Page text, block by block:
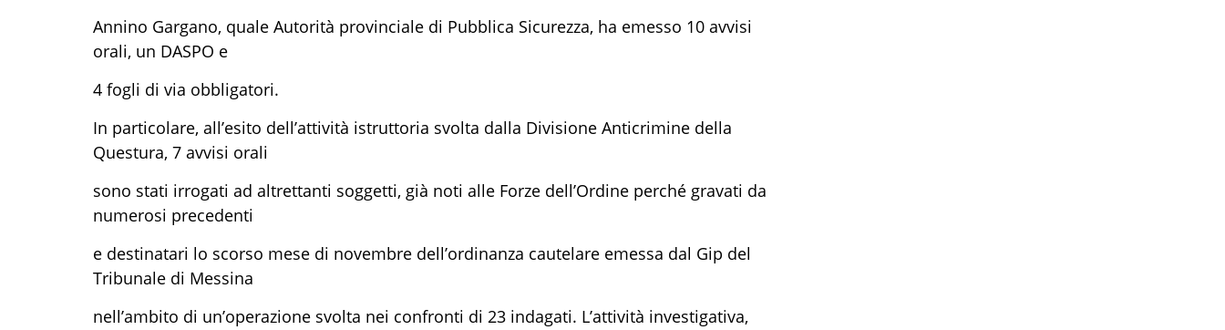
Annino Gargano, quale Autorità provinciale di Pubblica Sicurezza, ha emesso 10 avvisi
orali, un DASPO e
4 fogli di via obbligatori.
In particolare, all’esito dell’attività istruttoria svolta dalla Divisione Anticrimine della
Questura, 7 avvisi orali
sono stati irrogati ad altrettanti soggetti, già noti alle Forze dell’Ordine perché gravati da
numerosi precedenti
e destinatari lo scorso mese di novembre dell’ordinanza cautelare emessa dal Gip del
Tribunale di Messina
nell’ambito di un’operazione svolta nei confronti di 23 indagati. L’attività investigativa,